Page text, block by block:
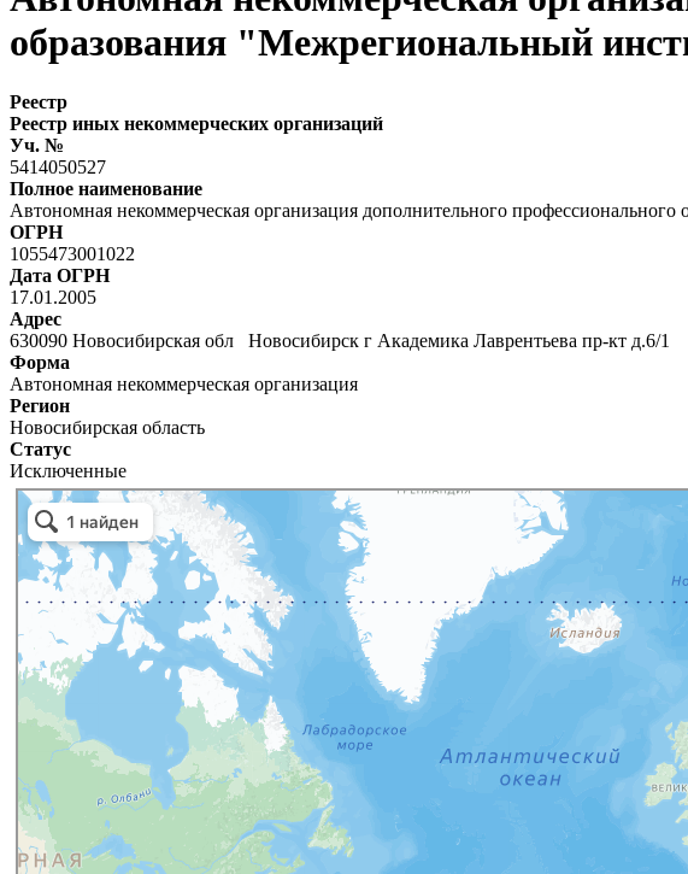
образования "Межрегиональный
Реестр
Реестр иных некоммерческих организаций
Уч. №
5414050527
Полное наименование
Автономная некоммерческая организация дополнительного
ОГРН
1055473001022
Дата ОГРН
17.01.2005
Адрес
630090 Новосибирская обл Новосибирск г Академика Лаврентьева пр-кт д.6/1
Форма
Автономная некоммерческая организация
Регион
Новосибирская область
Статус
Исключенные